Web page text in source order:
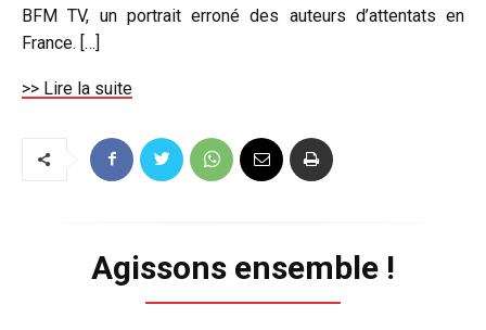
BFM TV, un portrait erroné des auteurs d’attentats en
France. […]
>> Lire la suite
Agissons ensemble !